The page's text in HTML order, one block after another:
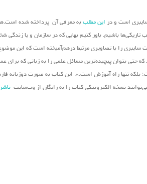
است و در این مطلب به معرفی آن پرداخته شده
تاریکی‌ها باشیم. باور کنیم بهایی که در سازمان و یا
سایبری را با تصاویری مرتبط درهم‌آمیخته است که این
که حتی بتوان پیچیده‌ترین مسائل علمی را به زبانی که
بلکه تنها راه آموزش است.». این کتاب به صورت دوزبانه
نسخه الکترونیکی کتاب را به رایگان از وب‌سایت ناشر